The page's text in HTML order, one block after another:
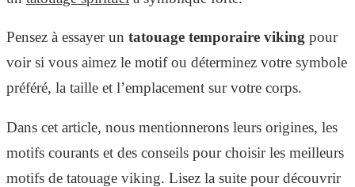
Pensez à essayer un tatouage temporaire viking pour
voir si vous aimez le motif ou déterminez votre symbole
préféré, la taille et l’emplacement sur votre corps.
Dans cet article, nous mentionnerons leurs origines, les
motifs courants et des conseils pour choisir les meilleurs
motifs de tatouage viking. Lisez la suite pour découvrir